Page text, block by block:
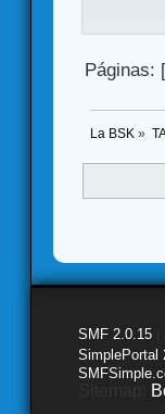
Páginas: [
La BSK »
SMF 2.0.15
SimplePortal